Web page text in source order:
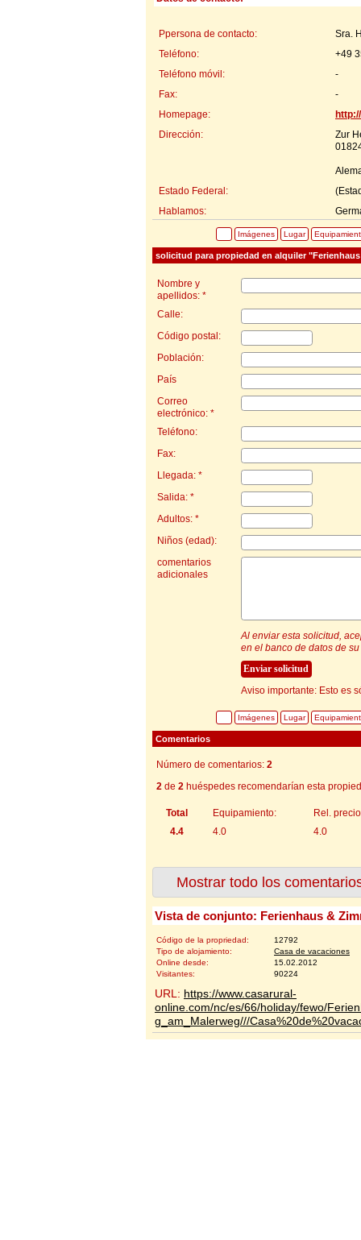
Ppersona de contacto:
Sra.
Teléfono:
+49
Teléfono móvil:
-
Fax:
-
Homepage:
Dirección:
Zur
Estado Federal:
Hablamos:
Imágenes Lugar
solicitud para propiedad en alquiler
Nombre y
apellidos: *
Calle:
Código postal:
Población:
País
Correo
electrónico: *
Teléfono:
Fax:
Llegada: *
Salida: *
Adultos: *
Niños (edad):
comentarios
adicionales
Al enviar esta solicitud,
en el banco de datos de
Aviso importante: Esto es
Imágenes Lugar
Comentarios
Número de comentarios: 2
2 de 2 huéspedes recomendarían esta
Total
4.4
Equipamiento:
4.0
Rel.
4.0
Mostrar todo los
Vista de conjunto: Ferienhaus &
Código de la propriedad:
12792
Tipo de alojamiento:
Casa de vacaciones
Online desde:
15.02.2012
Visitantes:
90224
URL: https://www.casarural-
online.com/nc/es/66/holiday/fewo/
g_am_Malerweg///